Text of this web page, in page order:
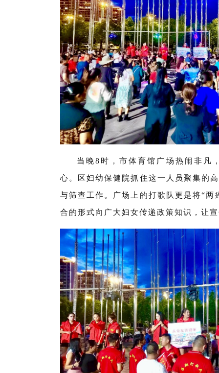
当晚8时，市体育馆广场热闹非凡
心。区妇幼保健院抓住这一人员聚集的
与筛查工作。广场上的打歌队更是将“
合的形式向广大妇女传递政策知识，让